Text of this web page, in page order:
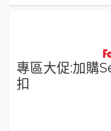
專區大促:加購
扣